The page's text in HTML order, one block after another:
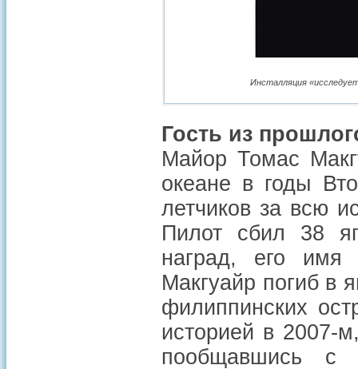
Инсталляция
Гость из
Майор Томас
океане в годы
летчиков за всю
Пилот сбил 38
наград, его
Макгуайр погиб в
филиппинских
историей в 2007-
пообщавшись с